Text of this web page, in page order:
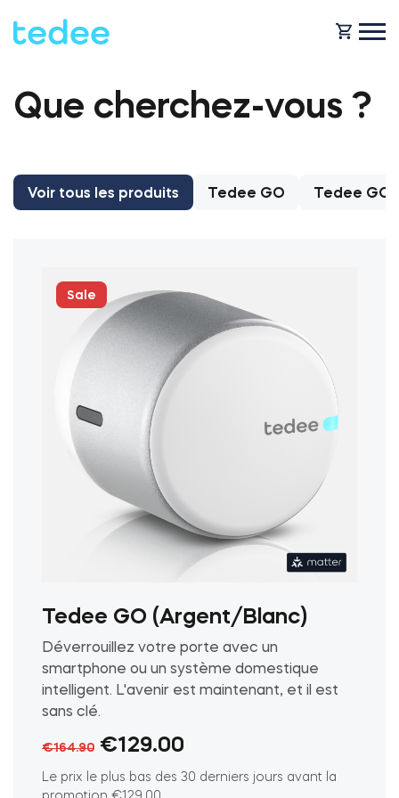
COMMENT ÇA MARCHE ?
Maison
Entreprise
Intégrations
PRODUITS
Tedee GO
Tedee PRO
ASSISTANCE
LOCALISATEUR DE BOUTIQUES
IDENTIFIANT
ACHETER
Que cherchez-vous ?
Voir tous les produits Tedee GO Tedee GO2
Sale
Tedee GO (Argent/Blanc)
Déverrouillez votre porte avec un
smartphone ou un système domestique
intelligent. L'avenir est maintenant, et il est
sans clé.
€164.90 Le
prix
€129.00
prix
Le prix le plus bas des 30 derniers jours avant la
promotion €129.00